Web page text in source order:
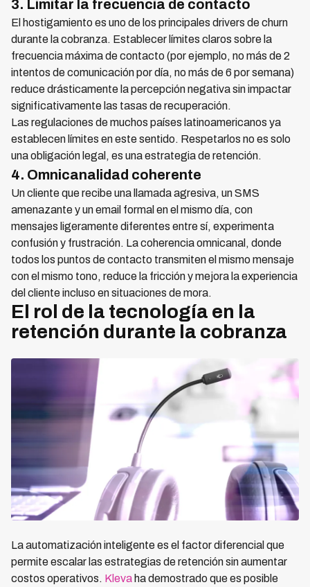
3. Limitar la frecuencia de contacto
El hostigamiento es uno de los principales drivers de churn
durante la cobranza. Establecer límites claros sobre la
frecuencia máxima de contacto (por ejemplo, no más de 2
intentos de comunicación por día, no más de 6 por semana)
reduce drásticamente la percepción negativa sin impactar
significativamente las tasas de recuperación.
Las regulaciones de muchos países latinoamericanos ya
establecen límites en este sentido. Respetarlos no es solo
una obligación legal, es una estrategia de retención.
4. Omnicanalidad coherente
Un cliente que recibe una llamada agresiva, un SMS
amenazante y un email formal en el mismo día, con
mensajes ligeramente diferentes entre sí, experimenta
confusión y frustración. La coherencia omnicanal, donde
todos los puntos de contacto transmiten el mismo mensaje
con el mismo tono, reduce la fricción y mejora la experiencia
del cliente incluso en situaciones de mora.
El rol de la tecnología en la
retención durante la cobranza
La automatización inteligente es el factor diferencial que
permite escalar las estrategias de retención sin aumentar
costos operativos. Kleva ha demostrado que es posible